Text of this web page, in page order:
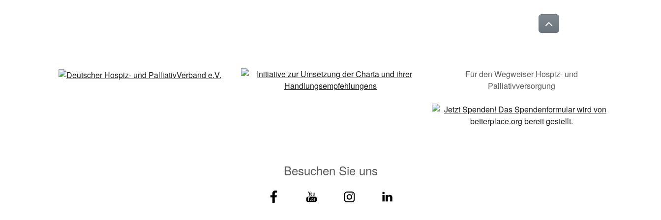
Für den Wegweiser Hospiz- und
Palliativversorgung
Besuchen Sie uns